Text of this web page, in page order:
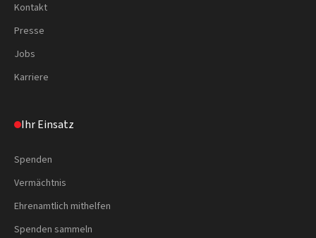
Kontakt
Presse
Jobs
Karriere
Ihr Einsatz
Spenden
Vermächtnis
Ehrenamtlich mithelfen
Spenden sammeln